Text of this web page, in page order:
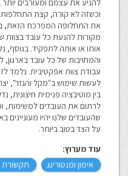
להניע את עצמם ומעורבים
וכשזה לא קורה, קצת התחלפות
את התחלופה המפרכת הזאת,
מקורות להנעת כל עובד
אותו או אותה לתפקיד. בנוסף,
והמחויבות של כל עובד
עבודת צוות אפקטיבית. נלמד
לעשות שימוש ב"מקל והגזר",
בין מוטיבציה פנימית
לרתום את העובדים למשימות,
שהעובדים שלנו יהיו
על הצד בטוב ביותר.
עוד מערוץ:
אימון ומנטורינג
תקשורת